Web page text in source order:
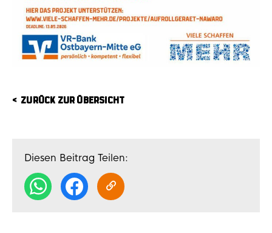
ZURÜCK ZUR ÜBERSICHT
Diesen Beitrag Teilen: